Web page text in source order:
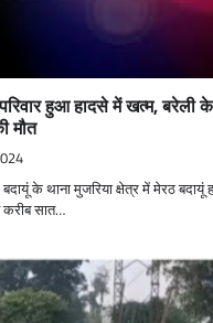
हुआ हादसे में खत्म,
मौत
के थाना मुजरिया क्षेत्र में मेरठ बदायूं
करीब सात…